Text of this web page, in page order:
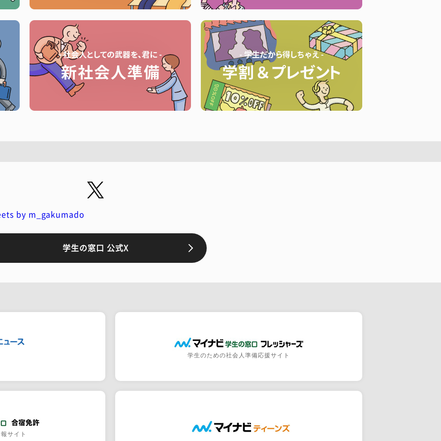
by m_gakumado
学生の窓口 公式X
学生のための社会人準備応援サイト
サイト